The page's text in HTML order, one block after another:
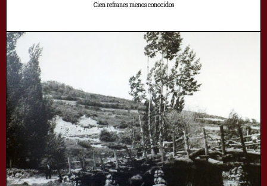
Cien refranes menos conocidos